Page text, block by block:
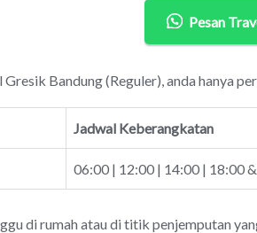
Pesan
Bandung (Reguler), anda hanya
Jadwal Keberangkatan
06:00 | 12:00 | 14:00 | 18:00
di rumah atau di titik penjemputan